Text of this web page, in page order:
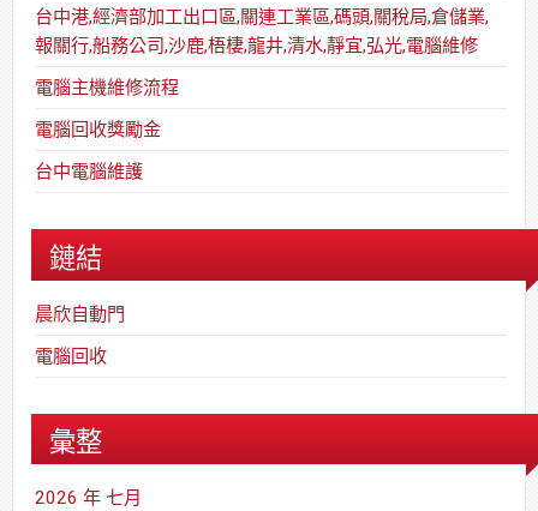
台中港,經濟部加工出口區,關連工業區,碼頭,關稅局,倉儲業,
報關行,船務公司,沙鹿,梧棲,龍井,清水,靜宜,弘光,電腦維修
電腦主機維修流程
電腦回收獎勵金
台中電腦維護
鏈結
晨欣自動門
電腦回收
彙整
2026 年 七月